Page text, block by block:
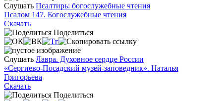
Слушать Псалтирь: богослужебные чтения
Псалом 147. Богослужебные чтения
Скачать
Поделиться
Слушать Лавра. Духовное сердце России
«Сергиево-Посадский музей-заповедник». Наталья
Григорьева
Скачать
Поделиться